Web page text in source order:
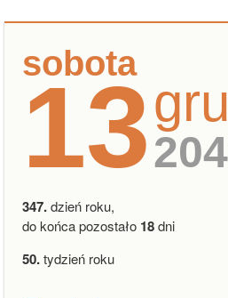
sobota
13
347.dzień roku,
do końca pozostało 18dni
50.tydzień roku